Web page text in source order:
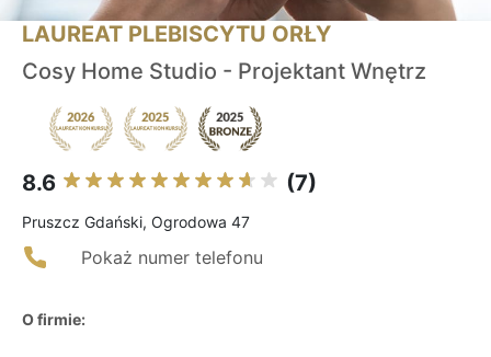
LAUREAT PLEBISCYTU ORŁY
Cosy Home Studio - Projektant Wnętrz
8.6 (7)
Pruszcz Gdański, Ogrodowa 47
Pokaż numer telefonu
O firmie: